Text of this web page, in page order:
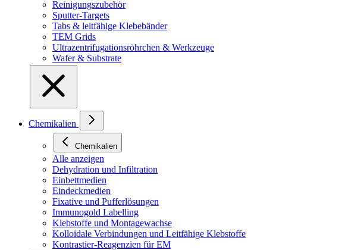
Reinigungszubehör
Sputter-Targets
Tabs & leitfähige Klebebänder
TEM Grids
Ultrazentrifugationsröhrchen & Werkzeuge
Wafer & Substrate
Chemikalien
Chemikalien
Alle anzeigen
Dehydration und Infiltration
Einbettmedien
Eindeckmedien
Fixative und Pufferlösungen
Immunogold Labelling
Klebstoffe und Montagewachse
Kolloidale Verbindungen und Leitfähige Klebstoffe
Kontrastier-Reagenzien für EM